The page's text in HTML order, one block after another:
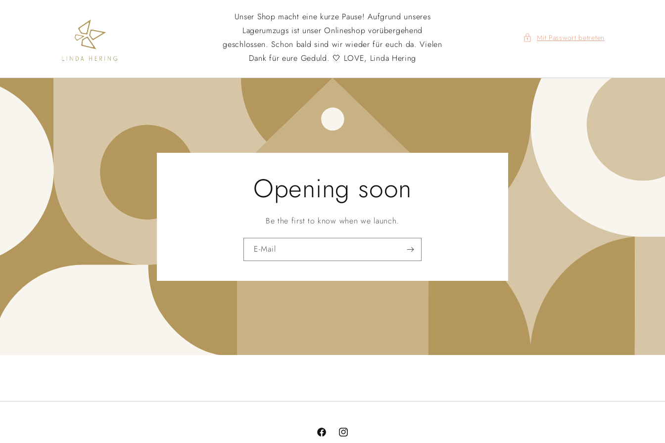
Unser Shop macht eine kurze Pause! Aufgrund unseres
Lagerumzugs ist unser Onlineshop vorübergehend
geschlossen. Schon bald sind wir wieder für euch da. Vielen
Dank für eure Geduld. 🤍 LOVE, Linda Hering
Mit Passwort betreten
Opening soon
Be the first to know when we launch.
E-Mail
FacebookInstagram